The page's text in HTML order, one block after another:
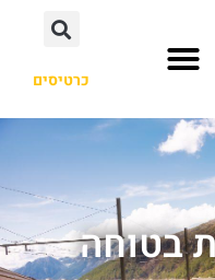
כרטיסים
בטוחה